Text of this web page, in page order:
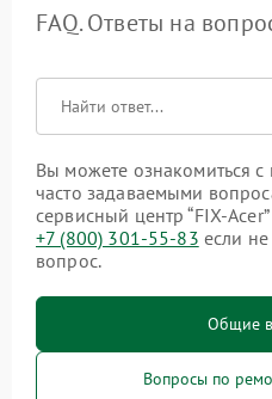
FAQ. Ответы на
Вы можете ознакомиться
часто задаваемыми
сервисный центр “FIX-
+7 (800) 301-55-83 если
вопрос.
Общие
Вопросы по